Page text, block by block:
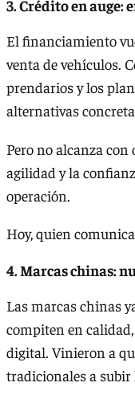
3. Crédito en auge:
El financiamiento
venta de vehículos.
prendarios y los
alternativas
Pero no alcanza
agilidad y la
operación.
Hoy, quien
4. Marcas chinas:
Las marcas chinas
compiten en
digital. Vinieron a
tradicionales a subir